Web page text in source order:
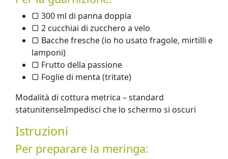
▢ 300 ml di panna doppia
▢ 2 cucchiai di zucchero a velo
▢ Bacche fresche (io ho usato fragole, mirtilli e
lamponi)
▢ Frutto della passione
▢ Foglie di menta (tritate)
Modalità di cottura metrica – standard
statunitenseImpedisci che lo schermo si oscuri
Istruzioni
Per preparare la meringa: